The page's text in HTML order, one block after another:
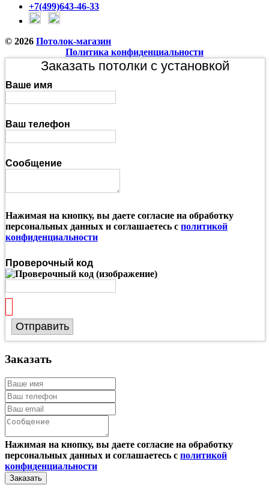
+7(499)643-46-33
© 2026 Потолок-магазин
Политика конфиденциальности
Заказать потолки с установкой
Ваше имя
Ваш телефон
Сообщение
Нажимая на кнопку, вы даете согласие на обработку
персональных данных и соглашаетесь с политикой
конфиденциальности
Проверочный код
Отправить
Заказать
Нажимая на кнопку, вы даете согласие на обработку
персональных данных и соглашаетесь с политикой
конфиденциальности